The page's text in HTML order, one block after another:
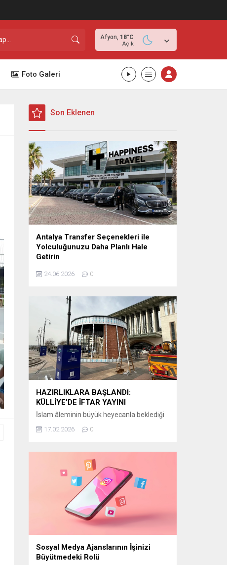
Afyon, 18°C
Açık
Foto Galeri
Son Eklenen
Antalya Transfer Seçenekleri ile
Yolculuğunuzu Daha Planlı Hale
Getirin
önemli detaylardan biri, varış noktasında
Antalya gibi uluslararası yoğunluğu yüksek
bir destinasyonda, havalimanından otellere
veya şehir içi noktalara ulaşımın önceden
planlanması büyük kolaylık sağlar.
Günümüzde birçok ziyaretçi, klasik ulaşım
yöntemleri yerine önceden organize edilen
sistemleri tercih etmektedir. Bu
kapsamda Antalya airport transfer hizmetleri,...
24.06.2026 0
HAZIRLIKLARA BAŞLANDI:
KÜLLİYE’DE İFTAR YAYINI
İslam âleminin büyük heyecanla beklediği
ekranlara taşınıyor. Kanal D, iftar saatlerinin
programıyla izleyiciyle buluşturmaya
hazırlanıyor. CAM STÜDYO KURULUYOR
“Bir Ramazan Akşamı” için
Cumhurbaşkanlığı Külliyesi yerleşkesinde
bulunan Beştepe Millet Camii avlusuna
özel bir cam stüdyo kuruluyor. Ramazana
özel tasarlanan...
17.02.2026 0
Sosyal Medya Ajanslarının İşinizi
Büyütmedeki Rolü